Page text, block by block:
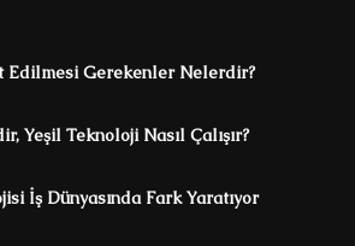
Gerekenler Nelerdir?
Yeşil Teknoloji Nasıl Çalışır?
İş Dünyasında Fark Yaratıyor